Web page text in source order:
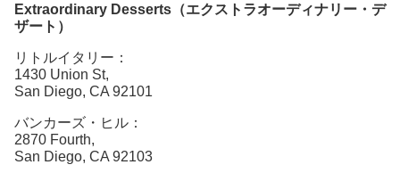
Extraordinary Desserts（エクストラオーディナリー・デ
ザート）
リトルイタリー：
1430 Union St,
San Diego, CA 92101
バンカーズ・ヒル：
2870 Fourth,
San Diego, CA 92103